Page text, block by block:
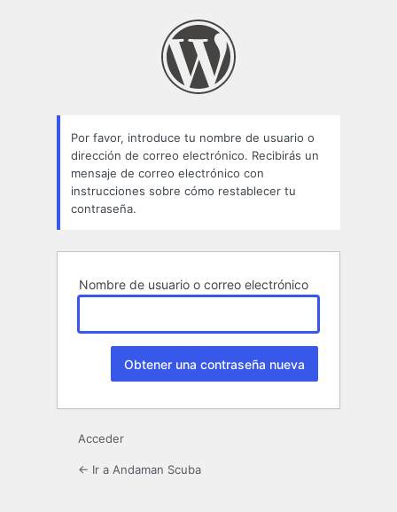
Por favor, introduce tu nombre de usuario o
dirección de correo electrónico. Recibirás un
mensaje de correo electrónico con
instrucciones sobre cómo restablecer tu
contraseña.
Nombre de usuario o correo electrónico
Acceder
← Ir a Andaman Scuba